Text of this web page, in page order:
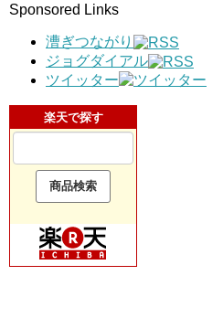
Sponsored Links
漕ぎつながり
ジョグダイアル
ツイッター
楽天で探す